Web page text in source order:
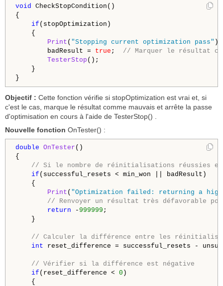
void
CheckStopCondition()
{
if (stopOptimization)
{
Print ( "Stopping current optimization pass" );
badResult = true ; // Marquer le résultat
TesterStop ();
}
Objectif : Cette fonction vérifie si stopOptimization est vrai et, si
c'est le cas, marque le résultat comme mauvais et arrête la passe
d'optimisation en cours à l'aide de TesterStop() .
Nouvelle fonction OnTester() :
double OnTester ()
{
// Si le nombre de réinitialisations réussies
if (successful_resets < min_won || badResult)
{
Print ( "Optimization failed: returning a
// Renvoyer un résultat très défavorable
return - 999999 ;
}
// Calculer la différence entre les
int reset_difference = successful_resets -
// Vérifier si la différence est négative
if (reset_difference < 0 )
{